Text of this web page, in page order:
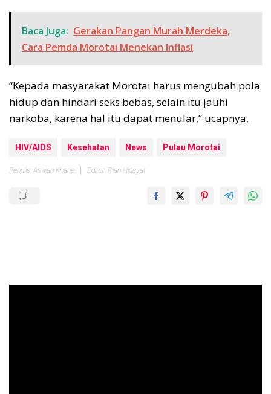
Baca Juga: Gerakan Pangan Murah Merdeka,
Cara Pemda Morotai Menekan Inflasi
“Kepada masyarakat Morotai harus mengubah pola
hidup dan hindari seks bebas, selain itu jauhi
narkoba, karena hal itu dapat menular,” ucapnya.
HIV/AIDS Kesehatan News Pulau Morotai
Penulis: Aswan Kharie Editor: Rian Hidayat